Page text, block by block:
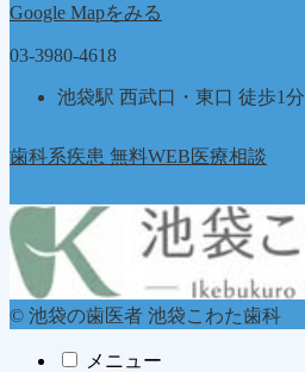
Google Mapをみる
03-3980-4618
池袋駅 西武口・東口 徒歩1分
歯科系疾患 無料WEB医療相談
© 池袋の歯医者 池袋こわた歯科
メニュー